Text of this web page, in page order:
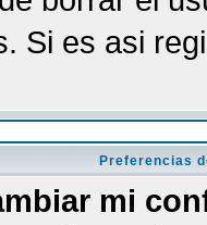
Si es asi
Preferencias
mi